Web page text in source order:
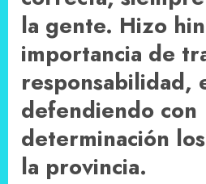
la gente. Hizo
importancia de
responsabilidad,
defendiendo con
determinación
la provincia.